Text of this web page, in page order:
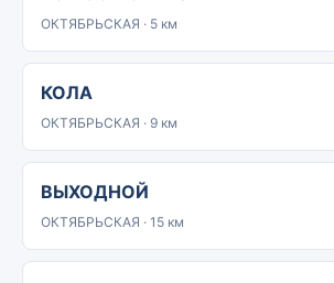
ОКТЯБРЬСКАЯ · 5 км
КОЛА
ОКТЯБРЬСКАЯ · 9 км
ВЫХОДНОЙ
ОКТЯБРЬСКАЯ · 15 км